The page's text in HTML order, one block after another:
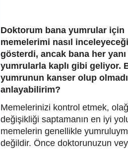
Doktorum bana yumrular için
memelerimi nasıl
gösterdi, ancak bana her yanı
yumrularla kaplı gibi geliyor.
yumrunun kanser olup
anlayabilirim?
Memelerinizi kontrol etmek,
değişikliği saptamanın en iyi
memelerin genellikle
değildir. Önce doktorunuzun